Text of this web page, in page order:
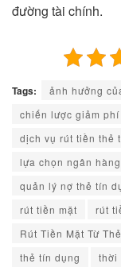
đường tài chính.
Tags:
ảnh hưởng
chiến lược giảm
dịch vụ rút tiền thẻ
lựa chọn ngân
quản lý nợ thẻ tín
rút tiền mặt
rút
Rút Tiền Mặt Từ
thẻ tín dụng
thời